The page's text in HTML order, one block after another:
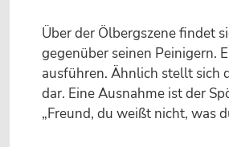
Über der Ölbergszene findet
gegenüber seinen Peinigern.
ausführen. Ähnlich stellt sich
dar. Eine Ausnahme ist der
„Freund, du weißt nicht, was